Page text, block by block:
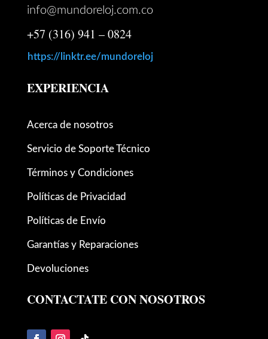
info@mundoreloj.com.co
+57 (316) 941 – 0824
https://linktr.ee/mundoreloj
EXPERIENCIA
Acerca de nosotros
Servicio de Soporte Técnico
Términos y Condiciones
Políticas de Privacidad
Políticas de Envío
Garantías y Reparaciones
Devoluciones
CONTACTATE CON NOSOTROS